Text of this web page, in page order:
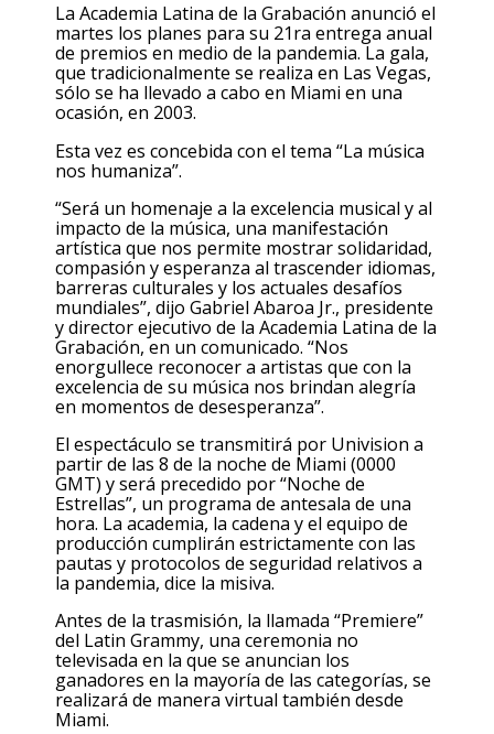
La Academia Latina de la Grabación anunció el
martes los planes para su 21ra entrega anual
de premios en medio de la pandemia. La gala,
que tradicionalmente se realiza en Las Vegas,
sólo se ha llevado a cabo en Miami en una
ocasión, en 2003.
Esta vez es concebida con el tema “La música
nos humaniza”.
“Será un homenaje a la excelencia musical y al
impacto de la música, una manifestación
artística que nos permite mostrar solidaridad,
compasión y esperanza al trascender idiomas,
barreras culturales y los actuales desafíos
mundiales”, dijo Gabriel Abaroa Jr., presidente
y director ejecutivo de la Academia Latina de la
Grabación, en un comunicado. “Nos
enorgullece reconocer a artistas que con la
excelencia de su música nos brindan alegría
en momentos de desesperanza”.
El espectáculo se transmitirá por Univision a
partir de las 8 de la noche de Miami (0000
GMT) y será precedido por “Noche de
Estrellas”, un programa de antesala de una
hora. La academia, la cadena y el equipo de
producción cumplirán estrictamente con las
pautas y protocolos de seguridad relativos a
la pandemia, dice la misiva.
Antes de la trasmisión, la llamada “Premiere”
del Latin Grammy, una ceremonia no
televisada en la que se anuncian los
ganadores en la mayoría de las categorías, se
realizará de manera virtual también desde
Miami.